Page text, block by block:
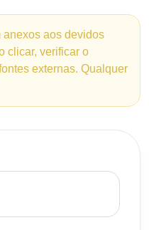
anexos aos devidos
clicar, verificar o
externas. Qualquer